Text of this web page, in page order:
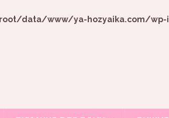
data/www/ya-hozyaika.com/wp-